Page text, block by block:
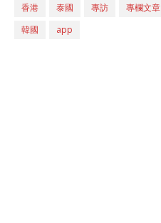
香港
泰國 專訪 專欄文章
韓國
app